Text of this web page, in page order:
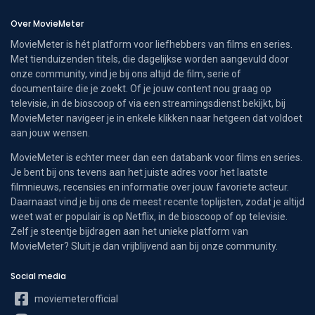
Over MovieMeter
MovieMeter is hét platform voor liefhebbers van films en series.
Met tienduizenden titels, die dagelijkse worden aangevuld door
onze community, vind je bij ons altijd de film, serie of
documentaire die je zoekt. Of je jouw content nou graag op
televisie, in de bioscoop of via een streamingsdienst bekijkt, bij
MovieMeter navigeer je in enkele klikken naar hetgeen dat voldoet
aan jouw wensen.
MovieMeter is echter meer dan een databank voor films en series.
Je bent bij ons tevens aan het juiste adres voor het laatste
filmnieuws, recensies en informatie over jouw favoriete acteur.
Daarnaast vind je bij ons de meest recente toplijsten, zodat je altijd
weet wat er populair is op Netflix, in de bioscoop of op televisie.
Zelf je steentje bijdragen aan het unieke platform van
MovieMeter? Sluit je dan vrijblijvend aan bij onze community.
Social media
moviemeterofficial